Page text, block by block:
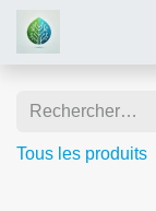
Tous les produits